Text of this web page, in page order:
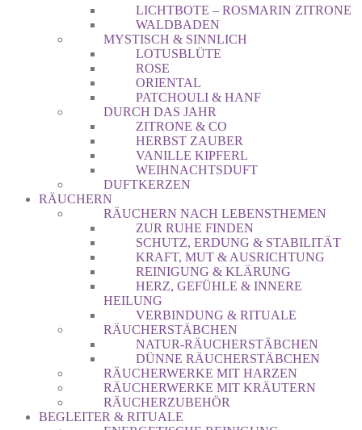
LICHTBOTE – ROSMARIN ZITRONE
WALDBADEN
MYSTISCH & SINNLICH
LOTUSBLÜTE
ROSE
ORIENTAL
PATCHOULI & HANF
DURCH DAS JAHR
ZITRONE & CO
HERBST ZAUBER
VANILLE KIPFERL
WEIHNACHTSDUFT
DUFTKERZEN
RÄUCHERN
RÄUCHERN NACH LEBENSTHEMEN
ZUR RUHE FINDEN
SCHUTZ, ERDUNG & STABILITÄT
KRAFT, MUT & AUSRICHTUNG
REINIGUNG & KLÄRUNG
HERZ, GEFÜHLE & INNERE
HEILUNG
VERBINDUNG & RITUALE
RÄUCHERSTÄBCHEN
NATUR-RÄUCHERSTÄBCHEN
DÜNNE RÄUCHERSTÄBCHEN
RÄUCHERWERKE MIT HARZEN
RÄUCHERWERKE MIT KRÄUTERN
RÄUCHERZUBEHÖR
BEGLEITER & RITUALE